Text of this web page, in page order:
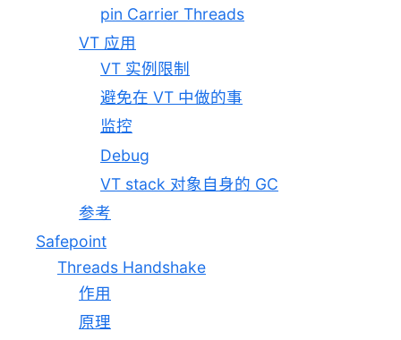
pin Carrier Threads
VT 应用
VT 实例限制
避免在 VT 中做的事
监控
Debug
VT stack 对象自身的 GC
参考
Safepoint
Threads Handshake
作用
原理